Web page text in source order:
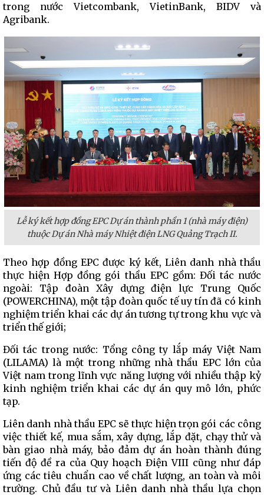
trong nước Vietcombank, VietinBank, BIDV và
Agribank.
Lễ ký kết hợp đồng EPC Dự án thành phần 1 (nhà máy điện)
thuộc Dự án Nhà máy Nhiệt điện LNG Quảng Trạch II.
Theo hợp đồng EPC được ký kết, Liên danh nhà thầu
thực hiện Hợp đồng gói thầu EPC gồm: Đối tác nước
ngoài: Tập đoàn Xây dựng điện lực Trung Quốc
(POWERCHINA), một tập đoàn quốc tế uy tín đã có kinh
nghiệm triển khai các dự án tương tự trong khu vực và
triển thế giới;
Đối tác trong nước: Tổng công ty lắp máy Việt Nam
(LILAMA) là một trong những nhà thầu EPC lớn của
Việt nam trong lĩnh vực năng lượng với nhiều thập kỷ
kinh nghiệm triển khai các dự án quy mô lớn, phức
tạp.
Liên danh nhà thầu EPC sẽ thực hiện trọn gói các công
việc thiết kế, mua sắm, xây dựng, lắp đặt, chạy thử và
bàn giao nhà máy, bảo đảm dự án hoàn thành đúng
tiến độ đề ra của Quy hoạch Điện VIII cũng như đáp
ứng các tiêu chuẩn cao về chất lượng, an toàn và môi
trường. Chủ đầu tư và Liên danh nhà thầu lựa chọn